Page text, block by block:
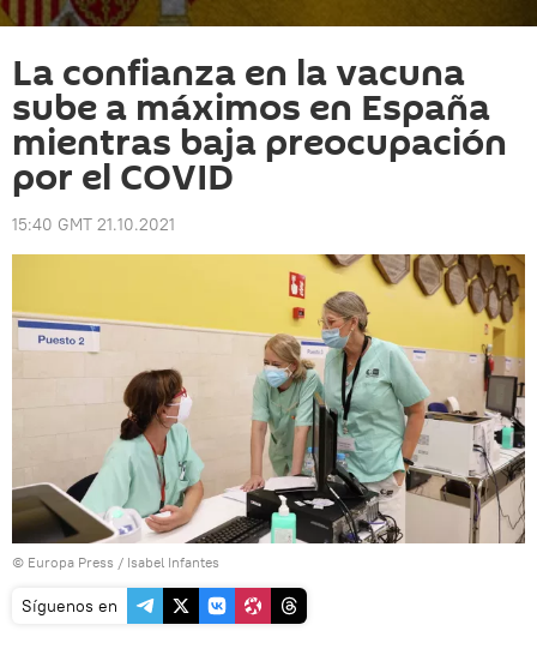
La confianza en la vacuna
sube a máximos en España
mientras baja preocupación
por el COVID
15:40 GMT 21.10.2021
© Europa Press / Isabel Infantes
Síguenos en